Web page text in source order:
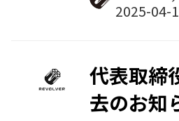
せていただきま
た未来への軌跡
ープレス) 2025
ターWeb2.0」
代表取締
去のお知